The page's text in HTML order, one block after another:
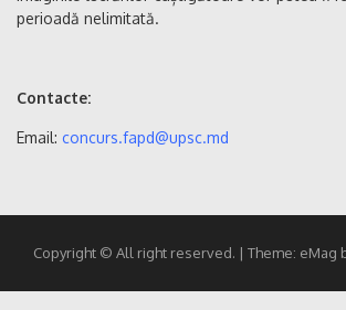
perioadă nelimitată.
Contacte:
Email: concurs.fapd@upsc.md
Copyright © All right reserved. | Theme: eMag